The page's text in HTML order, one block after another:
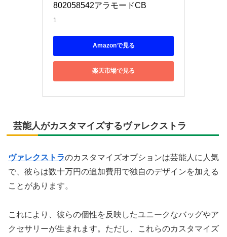
802058542アラモードCB
1
Amazonで見る
楽天市場で見る
芸能人がカスタマイズするヴァレクストラ
ヴァレクストラのカスタマイズオプションは芸能人に人気
で、彼らは数十万円の追加費用で独自のデザインを加える
ことがあります。
これにより、彼らの個性を反映したユニークなバッグやア
クセサリーが生まれます。ただし、これらのカスタマイズ